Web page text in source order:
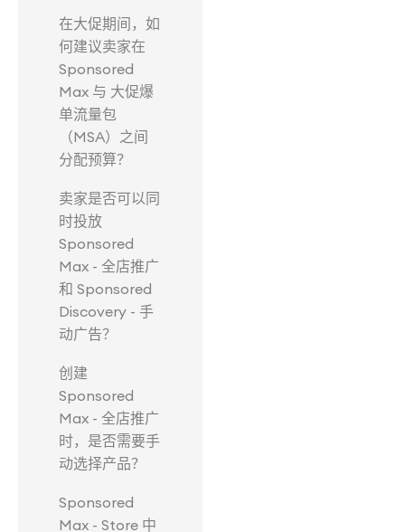
在大促期间，如
何建议卖家在
Sponsored
Max 与 大促爆
单流量包
（MSA）之间
分配预算？
卖家是否可以同
时投放
Sponsored
Max - 全店推广
和 Sponsored
Discovery - 手
动广告？
创建
Sponsored
Max - 全店推广
时，是否需要手
动选择产品？
Sponsored
Max - Store 中